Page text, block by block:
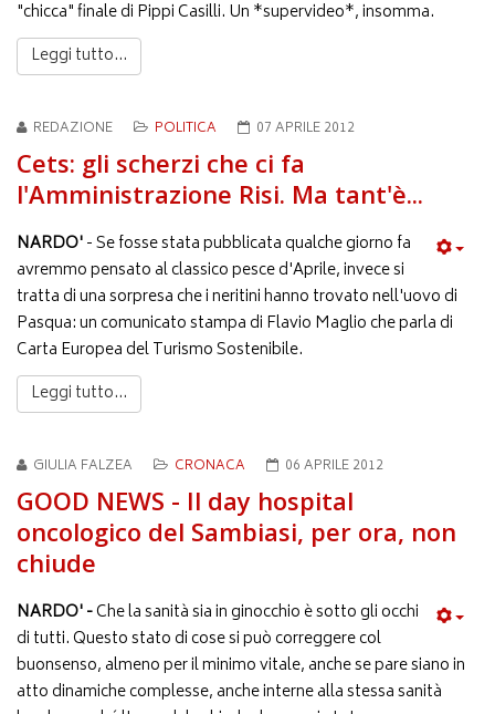
"chicca" finale di Pippi Casilli. Un *supervideo*, insomma.
Leggi tutto...
REDAZIONE POLITICA 07 APRILE 2012
Cets: gli scherzi che ci fa
l'Amministrazione Risi. Ma tant'è...
NARDO'- Se fosse stata pubblicata qualche giorno fa
avremmo pensato al classico pesce d'Aprile, invece si
tratta di una sorpresa che i neritini hanno trovato nell'uovo di
Pasqua: un comunicato stampa di Flavio Maglio che parla di
Carta Europea del Turismo Sostenibile.
Leggi tutto...
GIULIA FALZEA CRONACA 06 APRILE 2012
GOOD NEWS - Il day hospital
oncologico del Sambiasi, per ora, non
chiude
NARDO' -Che la sanità sia in ginocchio è sotto gli occhi
di tutti. Questo stato di cose si può correggere col
buonsenso, almeno per il minimo vitale, anche se pare siano in
atto dinamiche complesse, anche interne alla stessa sanità